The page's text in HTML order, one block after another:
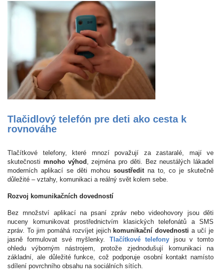
Tlačidlový telefón pre deti ako cesta k
rovnováhe
Tlačítkové telefony, které mnozí považují za zastaralé, mají ve
skutečnosti mnoho výhod , zejména pro děti. Bez neustálých lákadel
moderních aplikací se děti mohou soustředitna to, co je skutečně
důležité – vztahy, komunikaci a reálný svět kolem sebe.
Rozvoj komunikačních dovedností
Bez množství aplikací na psaní zpráv nebo videohovory jsou děti
nuceny komunikovat prostřednictvím klasických telefonátů a SMS
zpráv. To jim pomáhá rozvíjet jejich komunikační dovednosti a učí je
jasně formulovat své myšlenky. Tlačítkové telefonyjsou v tomto
ohledu výborným nástrojem, protože zjednodušují komunikaci na
základní, ale důležité funkce, což podporuje osobní kontakt namísto
sdílení povrchního obsahu na sociálních sítích.